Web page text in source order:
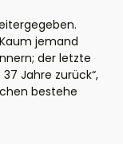
jemand
der letzte
Jahre zurück“,
bestehe